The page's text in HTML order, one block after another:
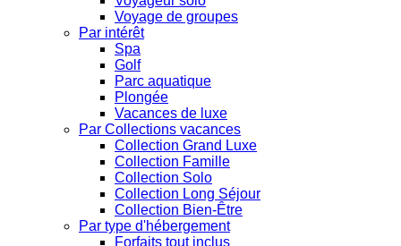
Voyage de groupes
Par intérêt
Spa
Golf
Parc aquatique
Plongée
Vacances de luxe
Par Collections vacances
Collection Grand Luxe
Collection Famille
Collection Solo
Collection Long Séjour
Collection Bien-Être
Par type d'hébergement
Forfaits tout inclus